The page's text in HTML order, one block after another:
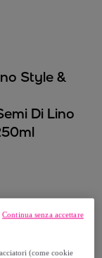
Style &
Di Lino
(come cookie
Continua senza accettare